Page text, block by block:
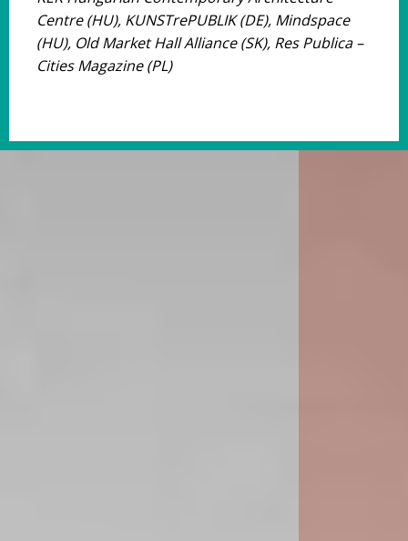
Centre (HU), KUNSTrePUBLIK (DE), Mindspace
(HU), Old Market Hall Alliance (SK), Res Publica –
Cities Magazine (PL)